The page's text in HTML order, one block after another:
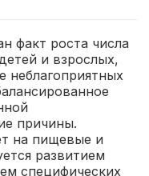
факт роста числа
и взрослых,
неблагоприятных
причины.
на пищевые и
развитием
специфических